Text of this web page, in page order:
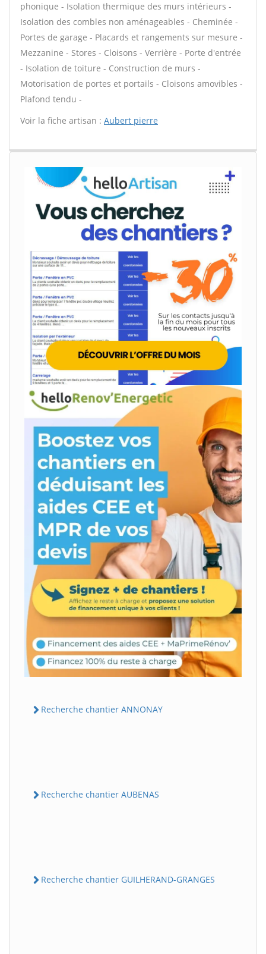
phonique - Isolation thermique des murs intérieurs -
Isolation des combles non aménageables - Cheminée -
Portes de garage - Placards et rangements sur mesure -
Mezzanine - Stores - Cloisons - Verrière - Porte d'entrée
- Isolation de toiture - Construction de murs -
Motorisation de portes et portails - Cloisons amovibles -
Plafond tendu -
Voir la fiche artisan : Aubert pierre
Recherche chantier ANNONAY
Recherche chantier AUBENAS
Recherche chantier GUILHERAND-GRANGES